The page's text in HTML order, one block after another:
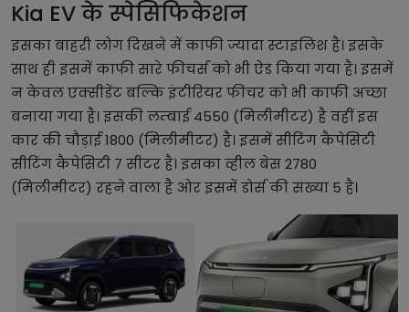
Kia EV के स्पेसिफिकेशन
इसका बाहरी लोग दिखने में काफी ज्यादा स्टाइलिश है। इसके
साथ ही इसमें काफी सारे फीचर्स को भी ऐड किया गया है। इसमें
न केवल एक्सीडेंट बल्कि इंटीरियर फीचर को भी काफी अच्छा
बनाया गया है। इसकी लम्बाई 4550 (मिलीमीटर) है वहीं इस
कार की चौड़ाई 1800 (मिलीमीटर) है। इसमें सीटिंग कैपेसिटी
सीटिंग कैपेसिटी 7 सीटर है। इसका व्हील बेस 2780
(मिलीमीटर) रहने वाला है ओर इसमें डोर्स की संख्या 5 है।